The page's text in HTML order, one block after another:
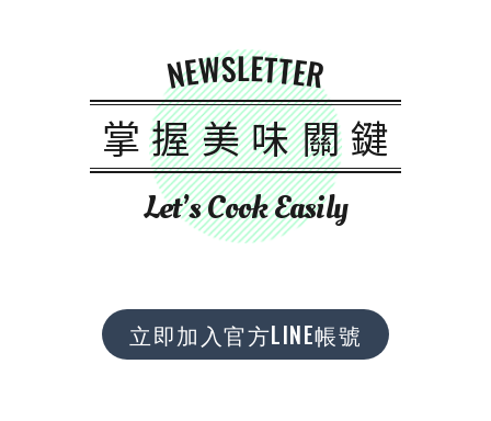
NEWSLETTER
掌握美味關鍵
Let’s Cook Easily
立即加入官方LINE帳號